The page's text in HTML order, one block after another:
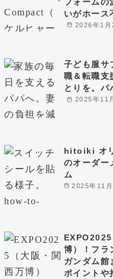
2026年1月
いがホース
2025年11
子ども服サ
職＆転職支
とりを。パ
2025年11月
hitoiki オ
のオーダー
ム
博）！フラ
ガンダム館
ポイントや